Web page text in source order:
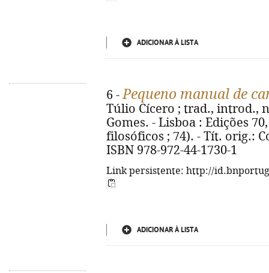
ADICIONAR À LISTA
6 -Pequeno manual de
Túlio Cícero ; trad., introd.,
Gomes. - Lisboa : Edições
filosóficos ; 74). - Tít. orig.:
ISBN 978-972-44-1730-1
Link persistente: http://
ADICIONAR À LISTA